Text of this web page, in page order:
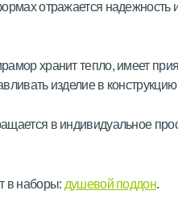
отражается надежность
хранит тепло, имеет
изделие в
в индивидуальное
в наборы: душевой поддон.